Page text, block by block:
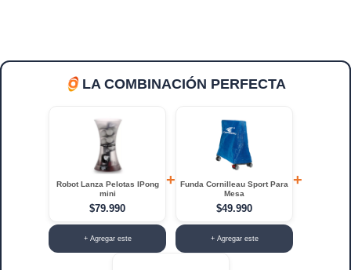
LA COMBINACIÓN PERFECTA
Robot Lanza Pelotas IPong
mini
$79.990
+ Agregar este
+
Funda Cornilleau Sport Para
Mesa
$49.990
+ Agregar este
+